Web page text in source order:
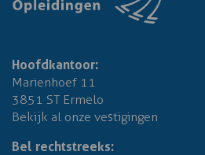
Hoofdkantoor:
Marienhoef 11
3851 ST Ermelo
Bekijk al onze vestigingen
Bel rechtstreeks: